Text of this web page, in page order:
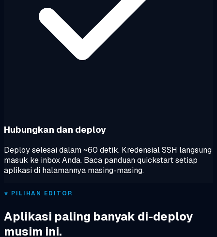
Hubungkan dan deploy
Deploy selesai dalam ~60 detik. Kredensial SSH langsung
masuk ke inbox Anda. Baca panduan quickstart setiap
aplikasi di halamannya masing-masing.
⭐ PILIHAN EDITOR
Aplikasi paling banyak di-deploy
musim ini.